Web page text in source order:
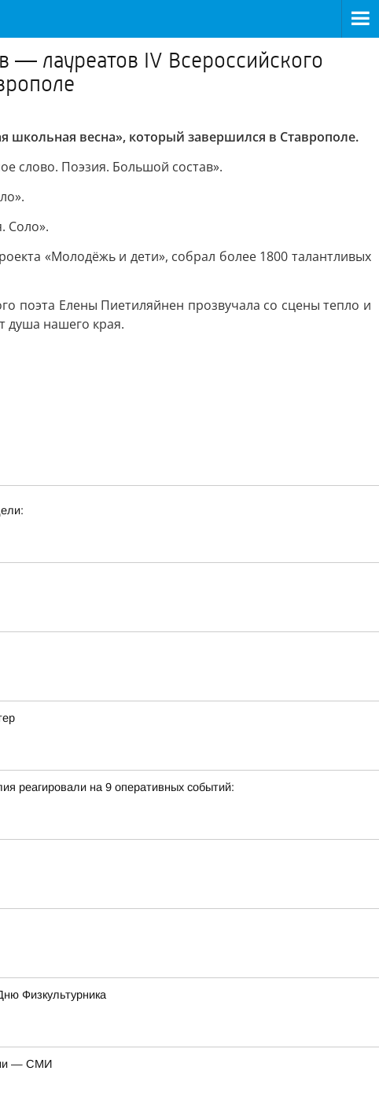
лауреатов IV Всероссийского
школьная весна», который завершился в Ставрополе.
слово. Поэзия. Большой состав».
Соло».
«Молодёжь и дети», собрал более 1800 талантливых
поэта Елены Пиетиляйнен прозвучала со сцены тепло и
душа нашего края.
реагировали на 9 оперативных событий:
Физкультурника
— СМИ